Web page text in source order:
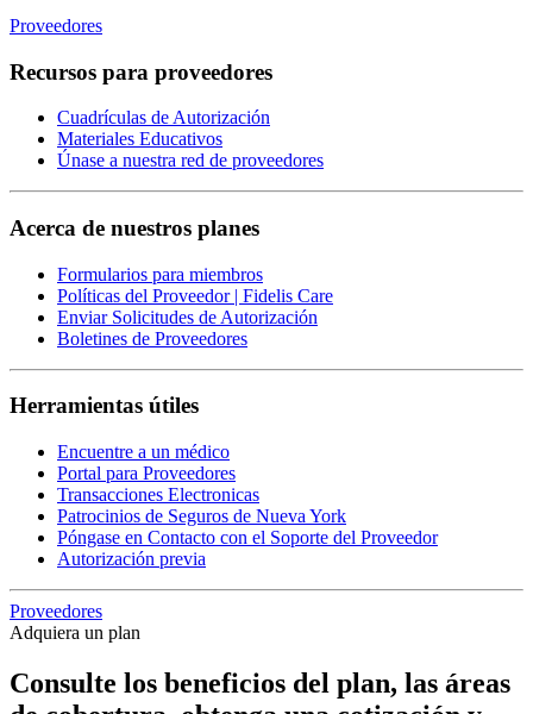
Proveedores
Recursos para proveedores
Cuadrículas de Autorización
Materiales Educativos
Únase a nuestra red de proveedores
Acerca de nuestros planes
Formularios para miembros
Políticas del Proveedor | Fidelis Care
Enviar Solicitudes de Autorización
Boletines de Proveedores
Herramientas útiles
Encuentre a un médico
Portal para Proveedores
Transacciones Electronicas
Patrocinios de Seguros de Nueva York
Póngase en Contacto con el Soporte del Proveedor
Autorización previa
Proveedores
Adquiera un plan
Consulte los beneficios del plan, las áreas